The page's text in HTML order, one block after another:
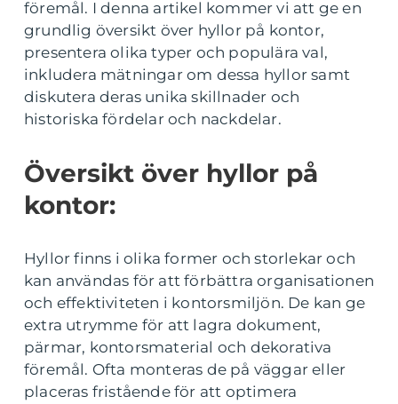
föremål. I denna artikel kommer vi att ge en
grundlig översikt över hyllor på kontor,
presentera olika typer och populära val,
inkludera mätningar om dessa hyllor samt
diskutera deras unika skillnader och
historiska fördelar och nackdelar.
Översikt över hyllor på
kontor:
Hyllor finns i olika former och storlekar och
kan användas för att förbättra organisationen
och effektiviteten i kontorsmiljön. De kan ge
extra utrymme för att lagra dokument,
pärmar, kontorsmaterial och dekorativa
föremål. Ofta monteras de på väggar eller
placeras fristående för att optimera